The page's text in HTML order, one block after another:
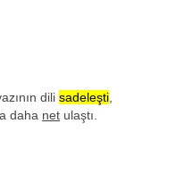
dili sadeleşti
daha net ulaştı.